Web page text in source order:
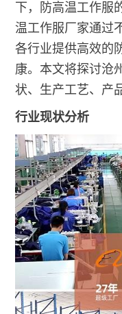
下，防高温工作服
温工作服厂家通过
各行业提供高效的
康。本文将探讨沧
状、生产工艺、产
行业现状分析